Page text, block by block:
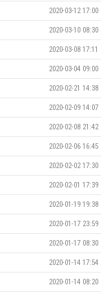
2020-03-12 17:00
2020-03-10 08:30
2020-03-08 17:11
2020-03-04 09:00
2020-02-21 14:38
2020-02-09 14:07
2020-02-08 21:42
2020-02-06 16:45
2020-02-02 17:30
2020-02-01 17:39
2020-01-19 19:38
2020-01-17 23:59
2020-01-17 08:30
2020-01-14 17:54
2020-01-14 08:20